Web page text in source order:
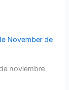
November de
noviembre